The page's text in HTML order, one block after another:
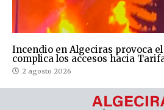
Incendio en Algeciras provoca
complica los accesos hacia
2 agosto 2026